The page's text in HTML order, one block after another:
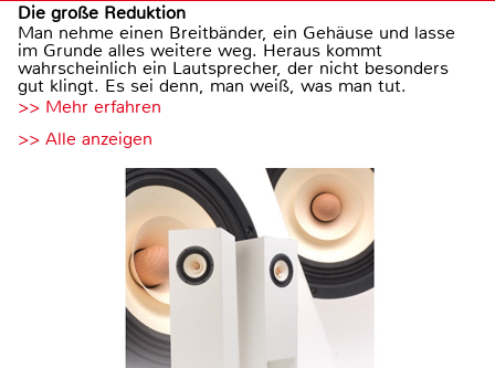
Die große Reduktion
Man nehme einen Breitbänder, ein Gehäuse und lasse
im Grunde alles weitere weg. Heraus kommt
wahrscheinlich ein Lautsprecher, der nicht besonders
gut klingt. Es sei denn, man weiß, was man tut.
>> Mehr erfahren
>> Alle anzeigen